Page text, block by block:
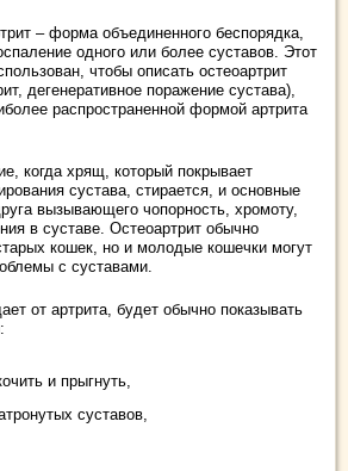
– форма объединенного беспорядка,
одного или более суставов. Этот
чтобы описать остеоартрит
дегенеративное поражение сустава),
распространенной формой артрита
когда хрящ, который покрывает
сустава, стирается, и основные
вызывающего чопорность, хромоту,
в суставе. Остеоартрит обычно
кошек, но и молодые кошечки могут
с суставами.
от артрита, будет обычно показывать
и прыгнуть,
суставов,